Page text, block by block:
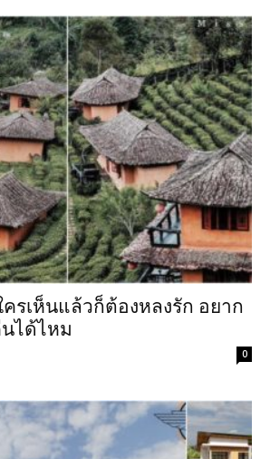
รเห็นแล้วก็ต้องหลงรัก อยาก
ได้ไหม
0